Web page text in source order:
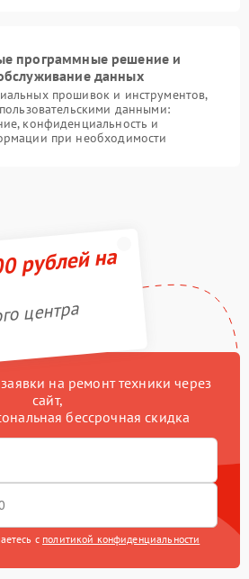
программные решение и
данных
прошивок и инструментов,
данными:
конфиденциальность и
при необходимости
рублей на
центра
на ремонт техники через
сайт,
бессрочная скидка
с политикой конфиденциальности